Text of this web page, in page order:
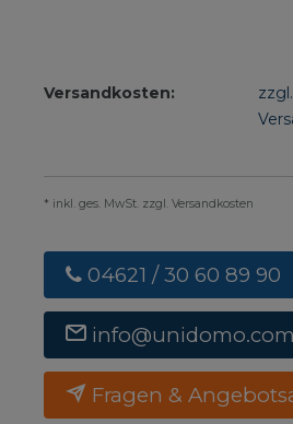
Versandkosten:
* inkl. ges. MwSt. zzgl. Versandkosten
04621 / 30 60 89 90
info@unidomo.com
Fragen &